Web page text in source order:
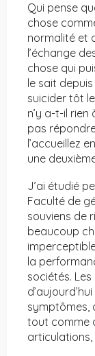
Qui pense
chose
normalité et
l’échange
chose qui
le sait
suicider tôt
n’y a-t-il rien
pas
l’accueillez
une
J’ai étudié
Faculté de
souviens de
beaucoup
la
sociétés.
symptômes,
tout comme